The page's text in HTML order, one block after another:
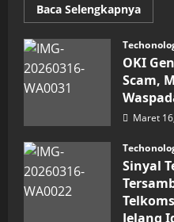
Baca SelengkapnyaRead
more
Digital
Sumut
Raih
OKI
Scam,
Maret
Sinyal
Jelang